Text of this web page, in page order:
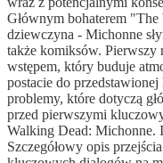
Głównym bohaterem
dziewczyna - Michonne
także komiksów. Pierwszy
wstępem, który buduje
postacie do
problemy, które dotyczą
przed pierwszymi
Walking Dead: Michonne.
Szczegółowy opis